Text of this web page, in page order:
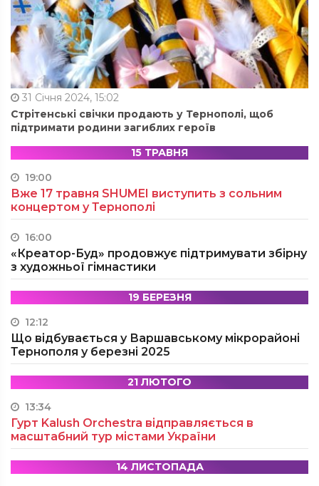
31 Січня 2024, 15:02
Стрітенські свічки продають у Тернополі, щоб
підтримати родини загиблих героїв
15 ТРАВНЯ
19:00
Вже 17 травня SHUMEI виступить з сольним
концертом у Тернополі
16:00
«Креатор-Буд» продовжує підтримувати збірну
з художньої гімнастики
19 БЕРЕЗНЯ
12:12
Що відбувається у Варшавському мікрорайоні
Тернополя у березні 2025
21 ЛЮТОГО
13:34
Гурт Kalush Orchestra відправляється в
масштабний тур містами України
14 ЛИСТОПАДА